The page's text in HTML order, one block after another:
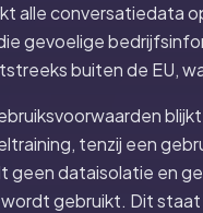
alle conversatiedata
gevoelige
buiten de EU,
tenzij een
geen dataisolatie en
gebruikt. Dit